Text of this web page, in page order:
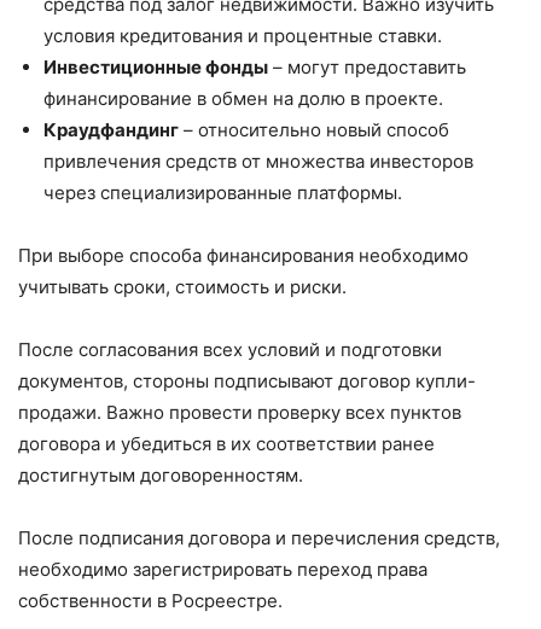
условия кредитования и процентные ставки.
Инвестиционные фонды – могут предоставить
финансирование в обмен на долю в проекте.
Краудфандинг – относительно новый способ
привлечения средств от множества инвесторов
через специализированные платформы.
При выборе способа финансирования необходимо
учитывать сроки, стоимость и риски.
После согласования всех условий и подготовки
документов, стороны подписывают договор купли-
продажи. Важно провести проверку всех пунктов
договора и убедиться в их соответствии ранее
достигнутым договоренностям.
После подписания договора и перечисления средств,
необходимо зарегистрировать переход права
собственности в Росреестре.